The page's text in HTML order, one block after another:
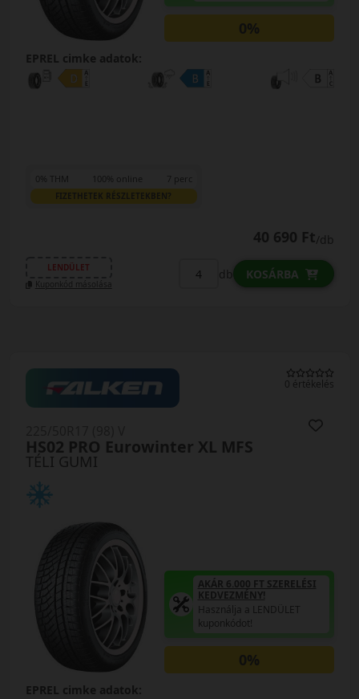
0%
EPREL cimke adatok:
0% THM 100% online 7 perc
FIZETHETEK RÉSZLETEKBEN?
40 690 Ft/db
LENDÜLET
Kuponkód másolása
db KOSÁRBA
0 értékelés
TÉLI GUMI
HS02 PRO Eurowinter XL MFS
AKÁR 6.000 FT SZERELÉSI
KEDVEZMÉNY!
Használja a LENDÜLET
kuponkódot!
0%
EPREL cimke adatok: